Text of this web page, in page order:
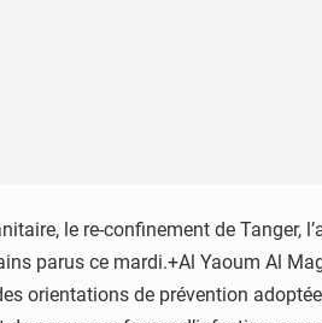
le re-confinement de
parus ce mardi.+Al Yaoum Al
orientations de prévention